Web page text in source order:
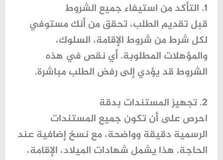
1. التأكد من استيفاء جميع الشروط
قبل تقديم الطلب، تحقق من أنك مستوفي
لكل شرط من شروط الإقامة، السلوك،
والمؤهلات المطلوبة. أي نقص في هذه
الشروط قد يؤدي إلى رفض الطلب مباشرة.
2. تجهيز المستندات بدقة
احرص على أن تكون جميع المستندات
الرسمية دقيقة وواضحة، مع نسخ إضافية عند
الحاجة. هذا يشمل شهادات الميلاد، الإقامة،